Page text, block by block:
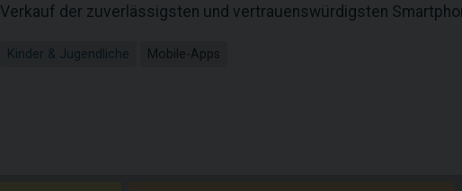
Verkauf der zuverlässigsten und vertrauenswürdigsten
Kinder & Jugendliche Mobile-Apps